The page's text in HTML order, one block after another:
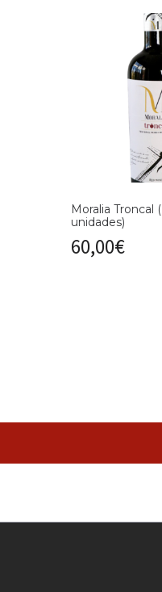
Moralia Troncal
unidades)
60,00€